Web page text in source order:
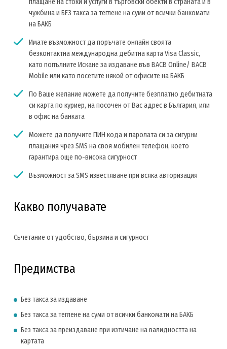
плащане на стоки и услуги в търговски обекти в страната и в
чужбина и БЕЗ такса за теглене на суми от всички банкомати
на БАКБ
Имате възможност да поръчате онлайн своята
безконтактна международна дебитна карта Visa Classic,
като попълните Искане за издаване във BACB Online/ BACB
Mobile или като посетите някой от офисите на БАКБ
По Ваше желание можете да получите безплатно дебитната
си карта по куриер, на посочен от Вас адрес в България, или
в офис на банката
Можете да получите ПИН кода и паролата си за сигурни
плащания чрез SMS на своя мобилен телефон, което
гарантира още по-висока сигурност
Възможност за SMS известяване при всяка авторизация
Какво получавате
Съчетание от удобство, бързина и сигурност
Предимства
Без такса за издаване
Без такса за теглене на суми от всички банкомати на БАКБ
Без такса за преиздаване при изтичане на валидността на
картата